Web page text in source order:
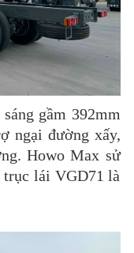
gầm 392mm
ngại đường xấy,
Howo Max sử
lái VGD71 là